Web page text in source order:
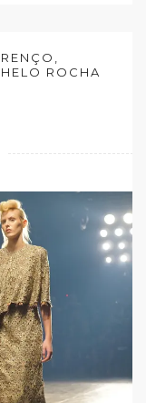
ROCHA